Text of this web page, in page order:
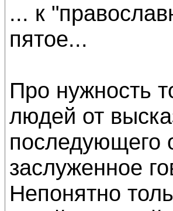
... к
пятое...
Про нужность
людей от
последующего
заслуженное
Непонятно